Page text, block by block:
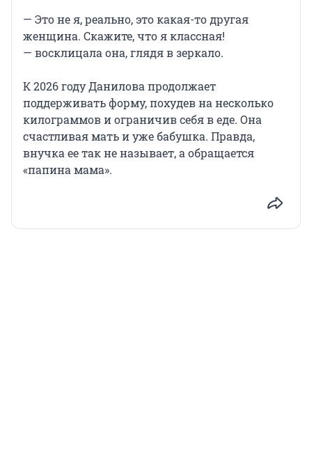
— Это не я, реально, это какая-то другая
женщина. Скажите, что я классная!
— восклицала она, глядя в зеркало.
К 2026 году Данилова продолжает
поддерживать форму, похудев на несколько
килограммов и ограничив себя в еде. Она
счастливая мать и уже бабушка. Правда,
внучка ее так не называет, а обращается
«папина мама».